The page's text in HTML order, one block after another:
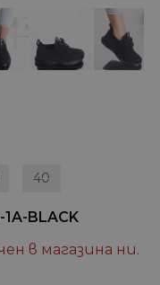
40
BLACK
в магазина ни.